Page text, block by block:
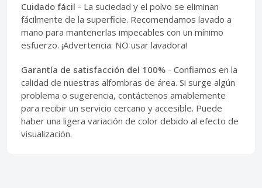
Cuidado fácil - La suciedad y el polvo se eliminan
fácilmente de la superficie. Recomendamos lavado a
mano para mantenerlas impecables con un mínimo
esfuerzo. ¡Advertencia: NO usar lavadora!
Garantía de satisfacción del 100% - Confiamos en la
calidad de nuestras alfombras de área. Si surge algún
problema o sugerencia, contáctenos amablemente
para recibir un servicio cercano y accesible. Puede
haber una ligera variación de color debido al efecto de
visualización.